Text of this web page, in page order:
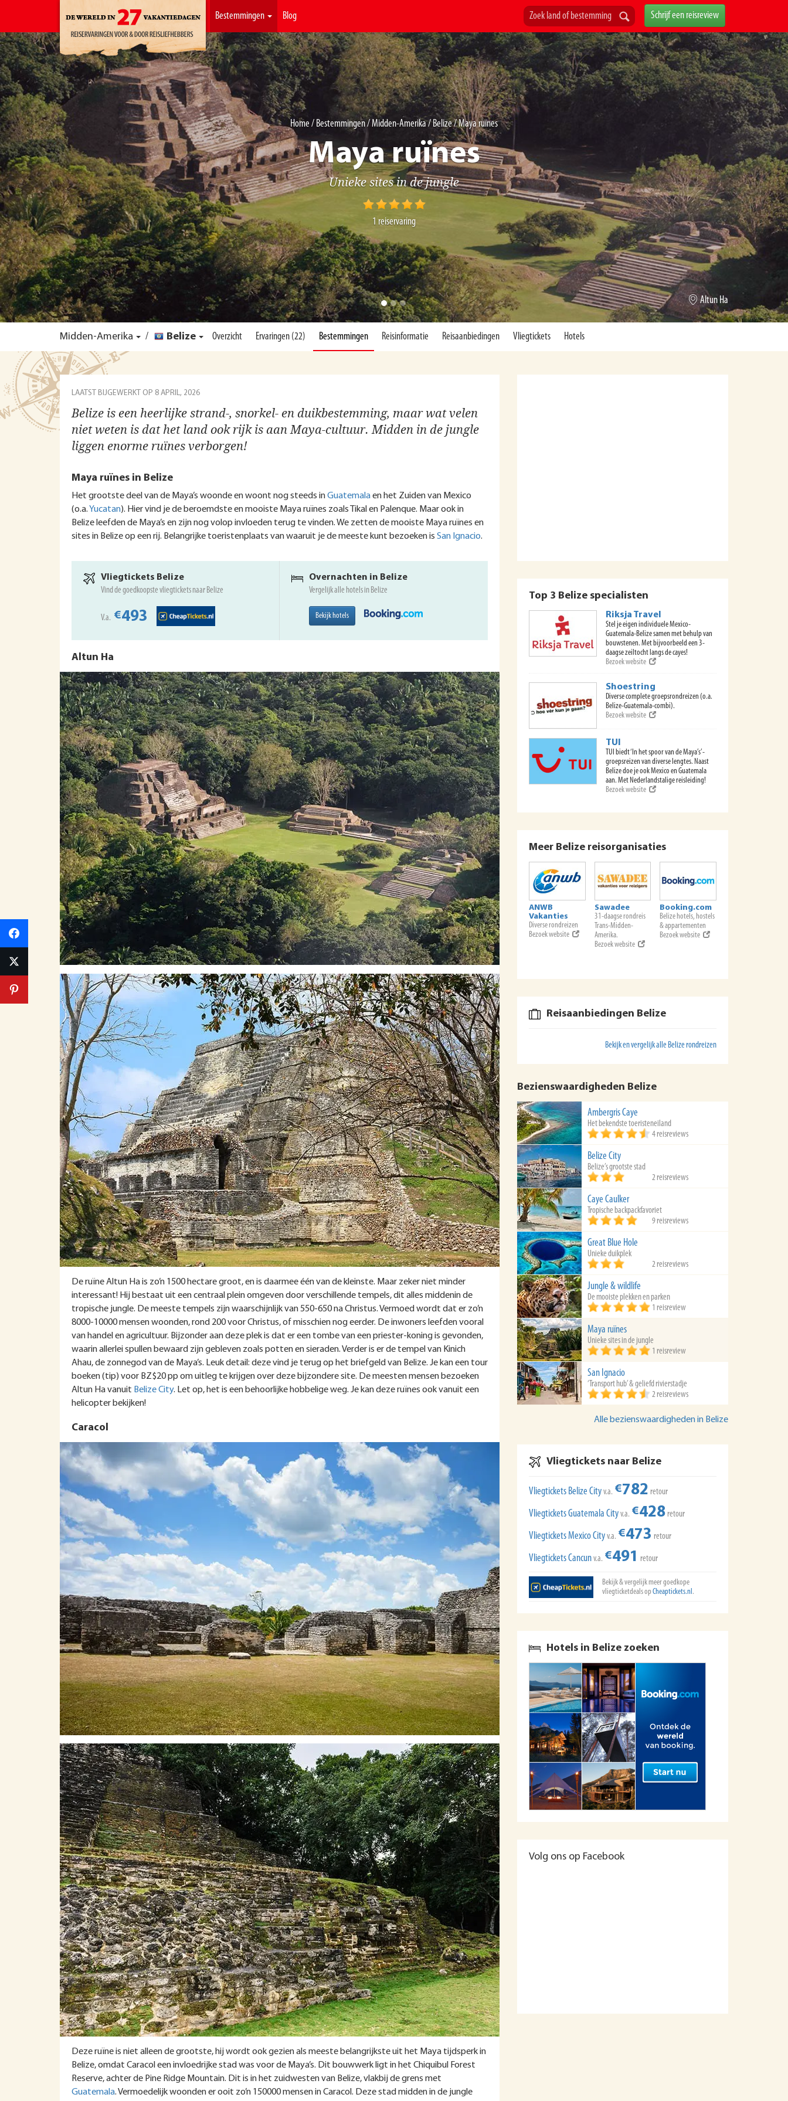
Bestemmingen Blog Schrijf een reisreview
Home / Bestemmingen/Midden-Amerika/Belize/ Maya ruïnes
Maya ruïnes
Unieke sites in de jungle
1 reiservaring
Lamanai
Midden-Amerika / Belize Overzicht Ervaringen (22) Bestemmingen Reisinformatie Reisaanbiedingen Vliegtickets Hotels
LAATST BIJGEWERKT OP 8 APRIL, 2026
Belize is een heerlijke strand-, snorkel- en duikbestemming, maar wat velen
niet weten is dat het land ook rijk is aan Maya-cultuur. Midden in de jungle
liggen enorme ruïnes verborgen!
Maya ruïnes in Belize
Het grootste deel van de Maya’s woonde en woont nog steeds inGuatemalaen het Zuiden van Mexico
(o.a. Yucatan). Hier vind je de beroemdste en mooiste Maya ruïnes zoals Tikal en Palenque. Maar ook in
Belize leefden de Maya’s en zijn nog volop invloeden terug te vinden. We zetten de mooiste Maya ruïnes en
sites in Belize op een rij. Belangrijke toeristenplaats van waaruit je de meeste kunt bezoeken is San Ignacio.
Vliegtickets Belize
Vind de goedkoopste vliegtickets naar Belize
V.a. €493
Overnachten in Belize
Vergelijk alle hotels in Belize
Bekijk hotels
Altun Ha
De ruïne Altun Ha is zo’n 1500 hectare groot, en is daarmee één van de kleinste. Maar zeker niet minder
interessant! Hij bestaat uit een centraal plein omgeven door verschillende tempels, dit alles middenin de
tropische jungle. De meeste tempels zijn waarschijnlijk van 550-650 na Christus. Vermoed wordt dat er zo’n
8000-10000 mensen woonden, rond 200 voor Christus, of misschien nog eerder. De inwoners leefden vooral
van handel en agricultuur. Bijzonder aan deze plek is dat er een tombe van een priester-koning is gevonden,
waarin allerlei spullen bewaard zijn gebleven zoals potten en sieraden. Verder is er de tempel van Kinich
Ahau, de zonnegod van de Maya’s. Leuk detail: deze vind je terug op het briefgeld van Belize. Je kan een tour
boeken (tip) voor BZ$20 pp om uitleg te krijgen over deze bijzondere site. De meesten mensen bezoeken
Altun Ha vanuit Belize City. Let op, het is een behoorlijke hobbelige weg. Je kan deze ruïnes ook vanuit een
helicopter bekijken!
Caracol
Deze ruïne is niet alleen de grootste, hij wordt ook gezien als meeste belangrijkste uit het Maya tijdsperk in
Belize, omdat Caracol een invloedrijke stad was voor de Maya’s. Dit bouwwerk ligt in het Chiquibul Forest
Reserve, achter de Pine Ridge Mountain. Dit is in het zuidwesten van Belize, vlakbij de grens met
Guatemala. Vermoedelijk woonden er ooit zo’n 150000 mensen in Caracol. Deze stad midden in de jungle
Top 3 Belize specialisten
Riksja Travel
Stel je eigen individuele Mexico-
Guatemala-Belize samen met behulp van
bouwstenen. Met bijvoorbeeld een 3-
daagse zeiltocht langs de cayes!
Bezoek website
Shoestring
Diverse complete groepsrondreizen (o.a.
Belize-Guatemala-combi).
Bezoek website
TUI
TUI biedt ‘In het spoor van de Maya’s’-
groepsreizen van diverse lengtes. Naast
Belize doe je ook Mexico en Guatemala
aan. Met Nederlandstalige reisleiding!
Bezoek website
Meer Belize reisorganisaties
ANWB
Vakanties
Diverse rondreizen
Bezoek website
Sawadee
31-daagse rondreis
Trans-Midden-
Amerika.
Bezoek website
Booking.com
Belize hotels, hostels
& appartementen
Bezoek website
Reisaanbiedingen Belize
Bekijk en vergelijk alle Belize rondreizen
Bezienswaardigheden Belize
Ambergris Caye
Het bekendste toeristeneiland
4 reisreviews
Belize City
Belize’s grootste stad
2 reisreviews
Caye Caulker
Tropische backpackfavoriet
9 reisreviews
Great Blue Hole
Unieke duikplek
2 reisreviews
Jungle & wildlife
De mooiste plekken en parken
1 reisreview
Maya ruïnes
Unieke sites in de jungle
1 reisreview
San Ignacio
‘Transport hub’ & geliefd rivierstadje
2 reisreviews
Alle bezienswaardigheden in Belize
Vliegtickets naar Belize
Vliegtickets Belize City v.a. €782 retour
Vliegtickets Guatemala City v.a. €428 retour
Vliegtickets Mexico City v.a. €473 retour
Vliegtickets Cancun v.a. €491 retour
Bekijk & vergelijk meer goedkope
vliegticketdeals opCheaptickets.nl .
Hotels in Belize zoeken
Volg ons op Facebook